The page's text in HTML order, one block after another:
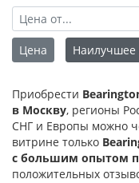
Цена Наилучшее
Приобрести
в Москву, регионы
СНГ и Европы можно
витрине только
с большим опытом
положительных